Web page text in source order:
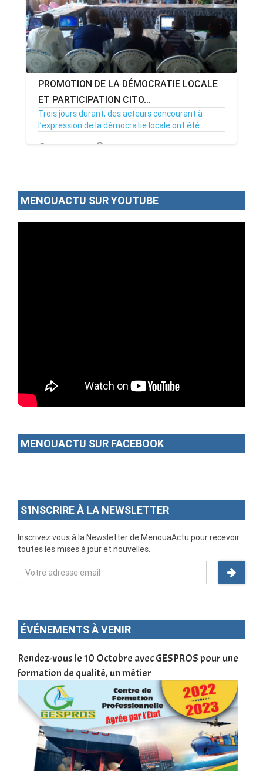
PROMOTION DE LA DÉMOCRATIE LOCALE
ET PARTICIPATION CITO...
Trois jours durant, des acteurs concourant à
l’expression de la démocratie locale ont été ...
10/09/19 Par MenouActu 5
MENOUACTU SUR YOUTUBE
MENOUACTU SUR FACEBOOK
S'INSCRIRE À LA NEWSLETTER
Inscrivez vous à la Newsletter de MenouaActu pour recevoir
toutes les mises à jour et nouvelles.
ÉVÉNEMENTS À VENIR
Devenez infographiste professionnel en 10 jours de
formation pratique. Dschang du 17 au 27 janvier 2022